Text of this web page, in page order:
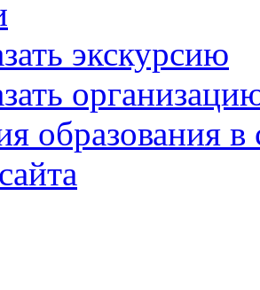
экскурсию
образования в